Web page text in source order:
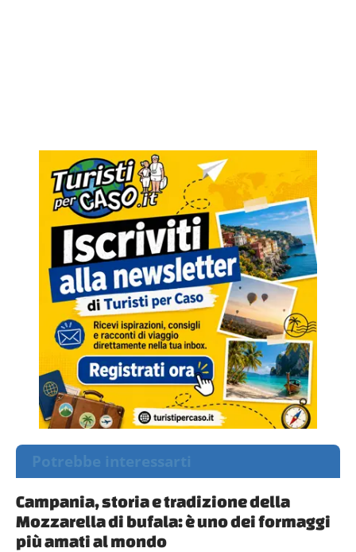
Potrebbe interessarti
Campania, storia e tradizione della
Mozzarella di bufala: è uno dei formaggi
più amati al mondo